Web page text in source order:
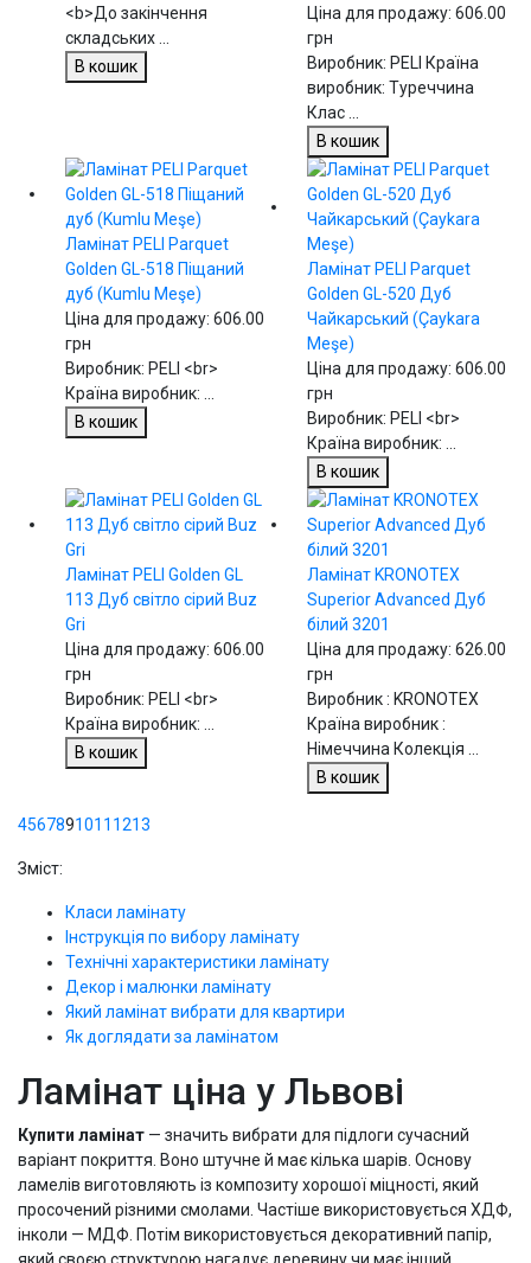
<b>До закінчення
складських ...
В кошик
Ціна для продажу: 606.00
грн
Виробник: PELI Країна
виробник: Туреччина
Клас ...
В кошик
Ламінат PELI Parquet
Golden GL-518 Піщаний
дуб (Kumlu Meşe)
Ціна для продажу: 606.00
грн
Виробник: PELI <br>
Країна виробник: ...
В кошик
Ламінат PELI Parquet
Golden GL-520 Дуб
Чайкарський (Çaykara
Meşe)
Ціна для продажу: 606.00
грн
Виробник: PELI <br>
Країна виробник: ...
В кошик
Ламінат PELI Golden GL
113 Дуб світло сірий Buz
Gri
Ціна для продажу: 606.00
грн
Виробник: PELI <br>
Країна виробник: ...
В кошик
Ламінат KRONOTEX
Superior Advanced Дуб
білий 3201
Ціна для продажу: 626.00
грн
Виробник : KRONOTEX
Країна виробник :
Німеччина Колекція ...
В кошик
4567891011 1213
Зміст:
Класи ламінату
Інструкція по вибору ламінату
Технічні характеристики ламінату
Декор і малюнки ламінату
Який ламінат вибрати для квартири
Як доглядати за ламінатом
Ламінат ціна у Львові
Купити ламінат — значить вибрати для підлоги сучасний
варіант покриття. Воно штучне й має кілька шарів. Основу
ламелів виготовляють із композиту хорошої міцності, який
просочений різними смолами. Частіше використовується ХДФ,
інколи — МДФ. Потім використовується декоративний папір,
який своєю структурою нагадує деревину чи має інший